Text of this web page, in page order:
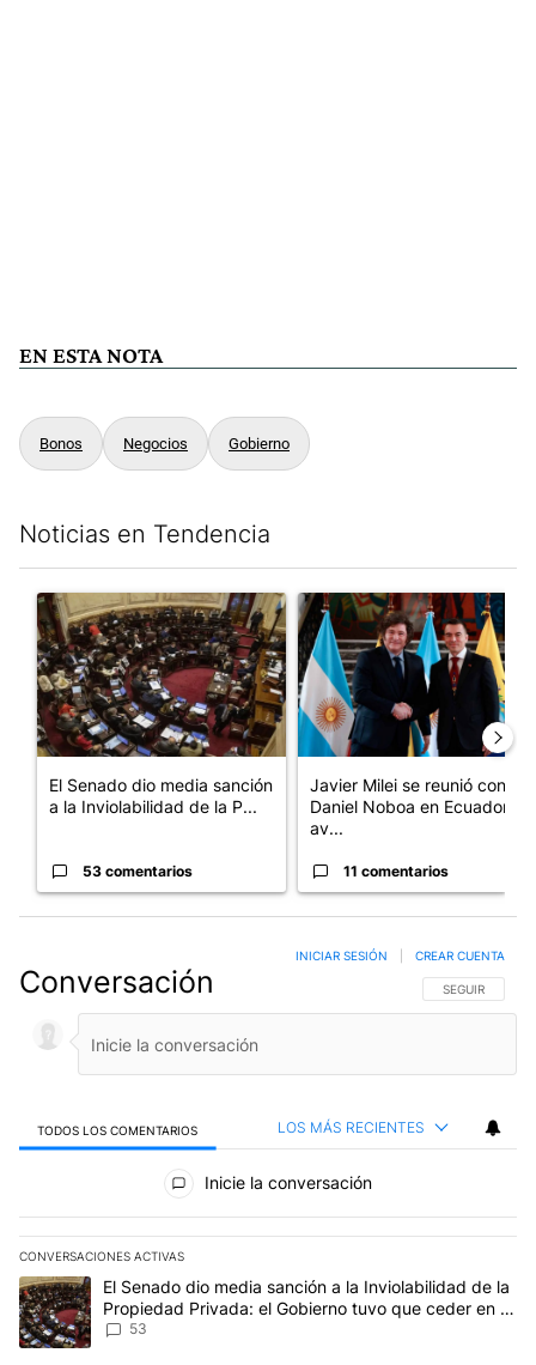
EN ESTA NOTA
Bonos Negocios Gobierno
Noticias en Tendencia
Un artículo de tendencia con el título "El Senado dio media
El Senado dio media sanción
a la Inviolabilidad de la P...
53 comentarios
Un artículo de tendencia con
Javier Milei se reunió con
Daniel Noboa en Ecuador y
av...
11 comentarios
Conversación SIGA ESTA
SEGUIR
INICIAR SESIÓN CREAR CUENTA
TODOS LOS COMENTARIOS LOS MÁS RECIENTES
Todos los comentarios
Inicie la conversación
CONVERSACIONES ACTIVAS
Este listado muestra los artículos con más comentarios en los
Un artículo de tendencia con el título "El Senado dio media
El Senado dio media sanción a la Inviolabilidad de la
Propiedad Privada: el Gobierno tuvo que ceder en la
Ley del Manejo del Fuego
53